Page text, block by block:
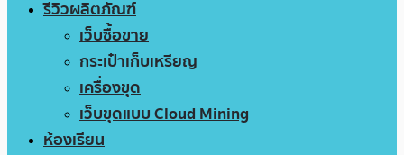
รีวิวผลิตภัณฑ์
เว็บซื้อขาย
กระเป๋าเก็บเหรียญ
เครื่องขุด
เว็บขุดแบบ Cloud Mining
ห้องเรียน